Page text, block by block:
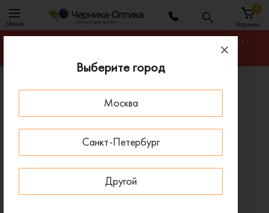
Выберите город
Москва
Санкт-Петербург
Другой
Меню Корзина
0
Гарантируем лучшую цену на любую оправу в Санкт-
Главная
Солнцезащитные очки
Солнцезащитные очки VENTOE VS6117 03
- 30 % ДО 15 АВГУСТА